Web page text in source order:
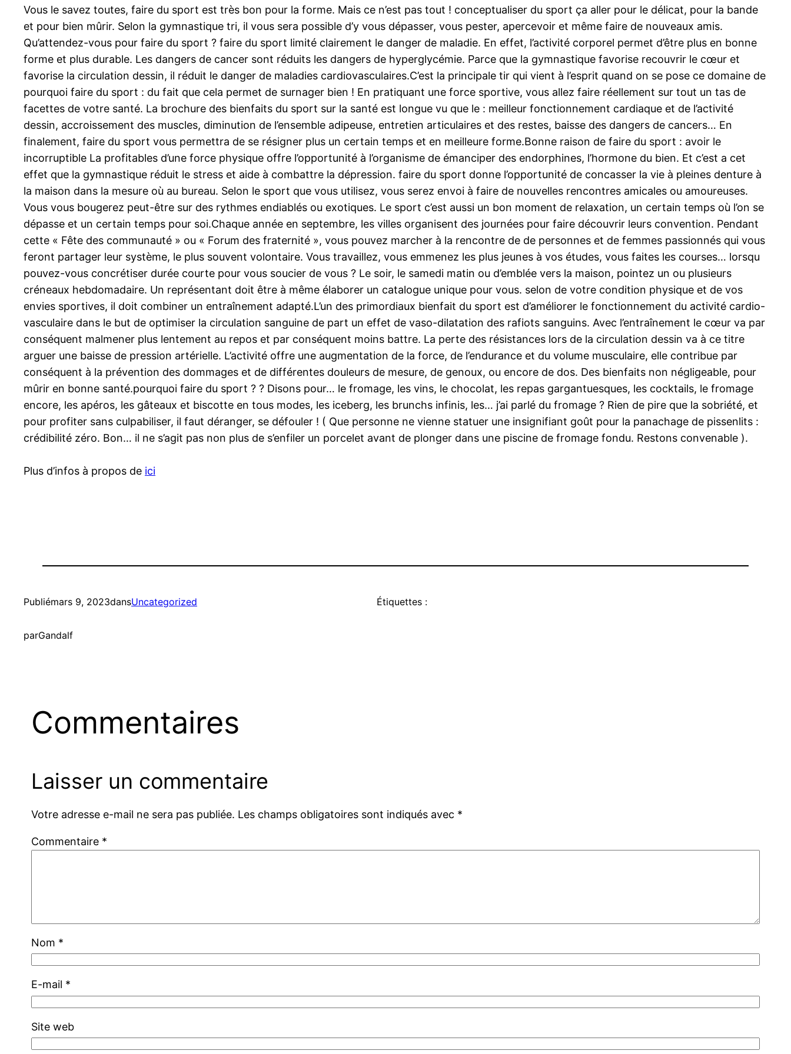
Vous le savez toutes, faire du sport est très bon pour la forme. Mais ce n’est pas tout ! conceptualiser du sport ça aller pour le délicat, pour la bande
et pour bien mûrir. Selon la gymnastique tri, il vous sera possible d’y vous dépasser, vous pester, apercevoir et même faire de nouveaux amis.
Qu’attendez-vous pour faire du sport ? faire du sport limité clairement le danger de maladie. En effet, l’activité corporel permet d’être plus en bonne
forme et plus durable. Les dangers de cancer sont réduits les dangers de hyperglycémie. Parce que la gymnastique favorise recouvrir le cœur et
favorise la circulation dessin, il réduit le danger de maladies cardiovasculaires.C’est la principale tir qui vient à l’esprit quand on se pose ce domaine de
pourquoi faire du sport : du fait que cela permet de surnager bien ! En pratiquant une force sportive, vous allez faire réellement sur tout un tas de
facettes de votre santé. La brochure des bienfaits du sport sur la santé est longue vu que le : meilleur fonctionnement cardiaque et de l’activité
dessin, accroissement des muscles, diminution de l’ensemble adipeuse, entretien articulaires et des restes, baisse des dangers de cancers… En
finalement, faire du sport vous permettra de se résigner plus un certain temps et en meilleure forme.Bonne raison de faire du sport : avoir le
incorruptible La profitables d’une force physique offre l’opportunité à l’organisme de émanciper des endorphines, l’hormone du bien. Et c’est a cet
effet que la gymnastique réduit le stress et aide à combattre la dépression. faire du sport donne l’opportunité de concasser la vie à pleines denture à
la maison dans la mesure où au bureau. Selon le sport que vous utilisez, vous serez envoi à faire de nouvelles rencontres amicales ou amoureuses.
Vous vous bougerez peut-être sur des rythmes endiablés ou exotiques. Le sport c’est aussi un bon moment de relaxation, un certain temps où l’on se
dépasse et un certain temps pour soi.Chaque année en septembre, les villes organisent des journées pour faire découvrir leurs convention. Pendant
cette « Fête des communauté » ou « Forum des fraternité », vous pouvez marcher à la rencontre de de personnes et de femmes passionnés qui vous
feront partager leur système, le plus souvent volontaire. Vous travaillez, vous emmenez les plus jeunes à vos études, vous faites les courses… lorsqu
pouvez-vous concrétiser durée courte pour vous soucier de vous ? Le soir, le samedi matin ou d’emblée vers la maison, pointez un ou plusieurs
créneaux hebdomadaire. Un représentant doit être à même élaborer un catalogue unique pour vous. selon de votre condition physique et de vos
envies sportives, il doit combiner un entraînement adapté.L’un des primordiaux bienfait du sport est d’améliorer le fonctionnement du activité cardio-
vasculaire dans le but de optimiser la circulation sanguine de part un effet de vaso-dilatation des rafiots sanguins. Avec l’entraînement le cœur va par
conséquent malmener plus lentement au repos et par conséquent moins battre. La perte des résistances lors de la circulation dessin va à ce titre
arguer une baisse de pression artérielle. L’activité offre une augmentation de la force, de l’endurance et du volume musculaire, elle contribue par
conséquent à la prévention des dommages et de différentes douleurs de mesure, de genoux, ou encore de dos. Des bienfaits non négligeable, pour
mûrir en bonne santé.pourquoi faire du sport ? ? Disons pour… le fromage, les vins, le chocolat, les repas gargantuesques, les cocktails, le fromage
encore, les apéros, les gâteaux et biscotte en tous modes, les iceberg, les brunchs infinis, les… j’ai parlé du fromage ? Rien de pire que la sobriété, et
pour profiter sans culpabiliser, il faut déranger, se défouler ! ( Que personne ne vienne statuer une insignifiant goût pour la panachage de pissenlits :
crédibilité zéro. Bon… il ne s’agit pas non plus de s’enfiler un porcelet avant de plonger dans une piscine de fromage fondu. Restons convenable ).
Plus d’infos à propos de ici
Publiémars 9, 2023dansUncategorized
parGandalf
Étiquettes :
Commentaires
Laisser un commentaire
Votre adresse e-mail ne sera pas publiée. Les champs obligatoires sont indiqués avec *
Commentaire *
Nom *
E-mail *
Site web